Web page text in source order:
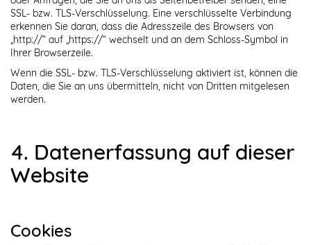
SSL- bzw. TLS-Verschlüsselung. Eine verschlüsselte Verbindung
erkennen Sie daran, dass die Adresszeile des Browsers von
„http://“ auf „https://“ wechselt und an dem Schloss-Symbol in
Ihrer Browserzeile.
Wenn die SSL- bzw. TLS-Verschlüsselung aktiviert ist, können die
Daten, die Sie an uns übermitteln, nicht von Dritten mitgelesen
werden.
4. Datenerfassung auf dieser
Website
Cookies